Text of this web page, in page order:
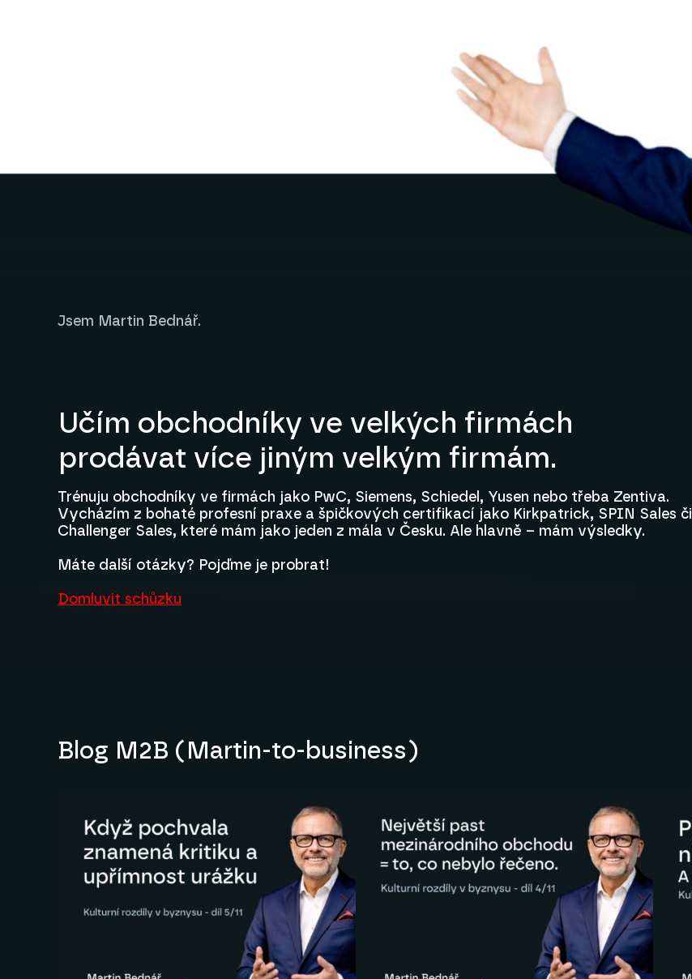
Jsem Martin Bednář.
Učím obchodníky ve velkých firmách
prodávat více jiným velkým firmám.
Trénuju obchodníky ve firmách jako PwC, Siemens, Schiedel, Yusen nebo třeba Zentiva.
Vycházím z bohaté profesní praxe a špičkových certifikací jako Kirkpatrick, SPIN Sales či
Challenger Sales, které mám jako jeden z mála v Česku. Ale hlavně – mám výsledky.
Máte další otázky? Pojďme je probrat!
Domluvit schůzku
Blog M2B (Martin-to-business)